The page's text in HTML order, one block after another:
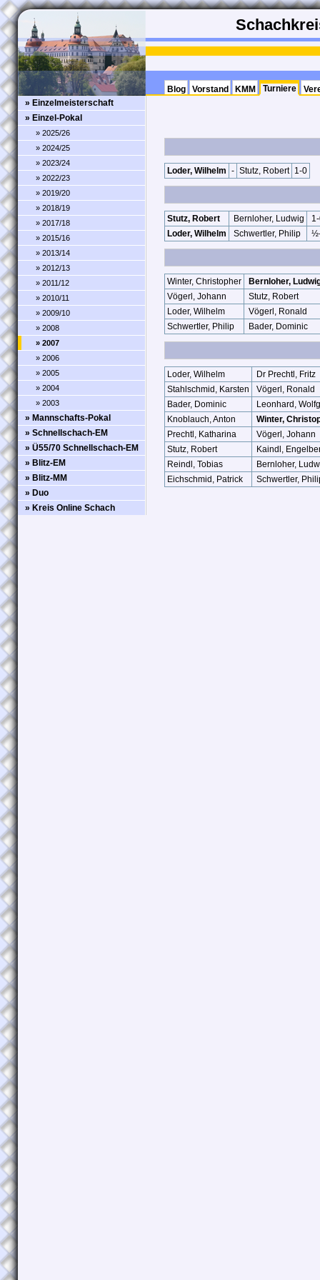
Blog Vorstand KMM Turniere
» Einzelmeisterschaft
» Einzel-Pokal
» 2025/26
» 2024/25
» 2023/24
» 2022/23
» 2019/20
» 2018/19
» 2017/18
» 2015/16
» 2013/14
» 2012/13
» 2011/12
» 2010/11
» 2009/10
» 2008
» 2007
» 2006
» 2005
» 2004
» 2003
» Mannschafts-Pokal
» Schnellschach-EM
» Ü55/70 Schnellschach-EM
» Blitz-EM
» Blitz-MM
» Duo
» Kreis Online Schach
Loder, Wilhelm - Stutz, Robert 1-0
Stutz, Robert Bernloher, Ludwig
Loder, Wilhelm
Schwertler, Philip
Winter, Christopher
Bernloher,
Vögerl, Johann
Stutz, Robert
Loder, Wilhelm
Vögerl, Ronald
Schwertler, Philip
Bader, Dominic
Loder, Wilhelm
Dr Prechtl, Fritz
Stahlschmid, Karsten
Vögerl, Ronald
Bader, Dominic
Leonhard,
Knoblauch, Anton
Winter,
Prechtl, Katharina
Vögerl, Johann
Stutz, Robert
Kaindl,
Reindl, Tobias
Bernloher,
Eichschmid, Patrick
Schwertler,